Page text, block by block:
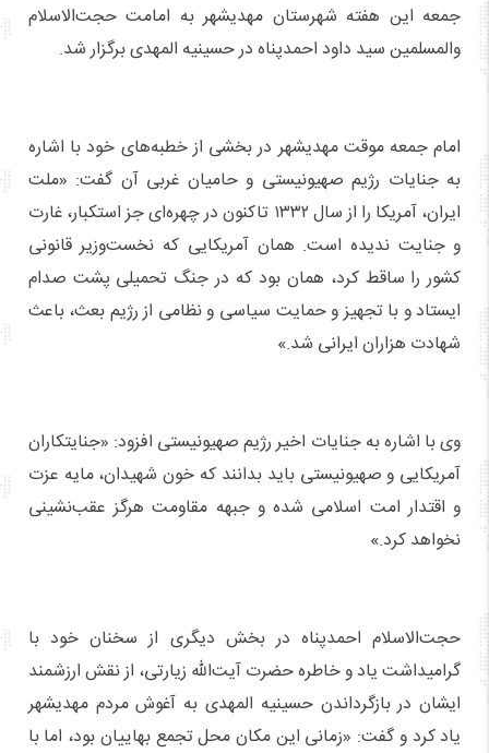
جمعه این هفته شهرستان مهدیشهر به امامت حجت‌الاسلام
والمسلمین سید داود احمدپناه در حسینیه المهدی برگزار شد.
امام جمعه موقت مهدیشهر در بخشی از خطبه‌های خود با اشاره
به جنایات رژیم صهیونیستی و حامیان غربی آن گفت: «ملت
ایران، آمریکا را از سال ۱۳۳۲ تاکنون در چهره‌ای جز استکبار، غارت
و جنایت ندیده است. همان آمریکایی که نخست‌وزیر قانونی
کشور را ساقط کرد، همان بود که در جنگ تحمیلی پشت صدام
ایستاد و با تجهیز و حمایت سیاسی و نظامی از رژیم بعث، باعث
شهادت هزاران ایرانی شد.»
وی با اشاره به جنایات اخیر رژیم صهیونیستی افزود: «جنایتکاران
آمریکایی و صهیونیستی باید بدانند که خون شهیدان، مایه عزت
و اقتدار امت اسلامی شده و جبهه مقاومت هرگز عقب‌نشینی
نخواهد کرد.»
حجت‌الاسلام احمدپناه در بخش دیگری از سخنان خود با
گرامیداشت یاد و خاطره حضرت آیت‌الله زیارتی، از نقش ارزشمند
ایشان در بازگرداندن حسینیه المهدی به آغوش مردم مهدیشهر
یاد کرد و گفت: «زمانی این مکان محل تجمع بهاییان بود، اما با